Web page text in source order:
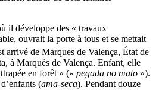
il développe des « travaux
ouvrait la porte à tous et se mettait
arrivé de Marques de Valença, État de
à Marquês de Valença. Enfant, elle
en forêt » (« pegada no mato »).
(ama-seca). Pendant douze